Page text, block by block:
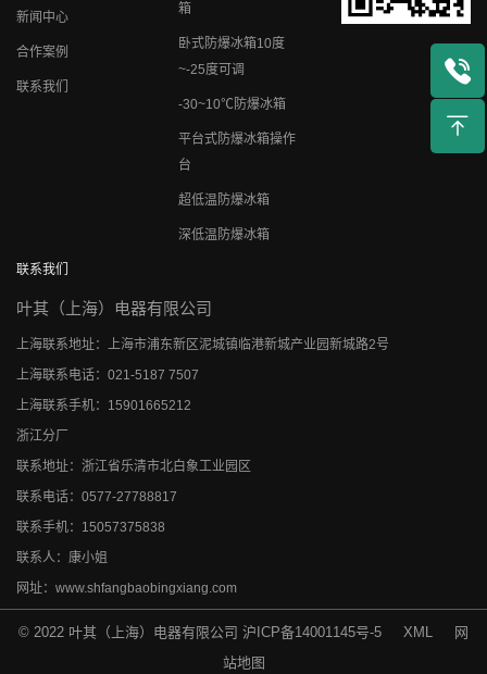
新闻中心
合作案例
联系我们
箱
卧式防爆冰箱10度
~-25度可调
-30~10℃防爆冰箱
平台式防爆冰箱操作
台
超低温防爆冰箱
深低温防爆冰箱
联系我们
叶其（上海）电器有限公司
上海联系地址：上海市浦东新区泥城镇临港新城产业园新城路2号
上海联系电话：021-5187 7507
上海联系手机：15901665212
浙江分厂
联系地址：浙江省乐清市北白象工业园区
联系电话：0577-27788817
联系手机：15057375838
联系人：康小姐
网址：www.shfangbaobingxiang.com
© 2022 叶其（上海）电器有限公司 沪ICP备14001145号-5 XML
网
站地图